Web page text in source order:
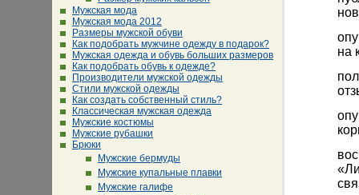
Мужская мода
Мужская мода 2012
Размеры мужской обуви
Как подобрать мужчине одежду в подарок?
Мужская одежда и обувь больших размеров
Как подобрать обувь к одежде?
Производители мужской одежды
Стили мужской одежды
Как создать собственный стиль?
Классическая мужская одежда
Мужские костюмы
Мужские рубашки
Брюки
Мужские бермуды
Мужские купальные плавки
Мужские галифе
на